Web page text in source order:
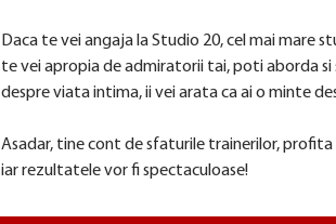
Daca te vei angaja la Studio 20, cel mai mare
te vei apropia de admiratorii tai, poti aborda si
despre viata intima, ii vei arata ca ai o minte
Asadar, tine cont de sfaturile trainerilor,
iar rezultatele vor fi spectaculoase!